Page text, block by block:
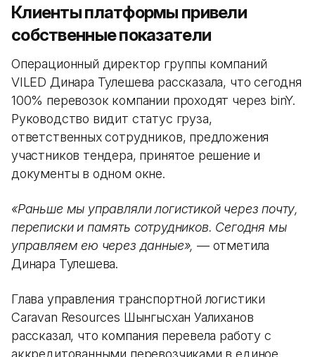
Клиенты платформы привели
собственные показатели
Операционный директор группы компаний
VILED Динара Тулешева рассказала, что сегодня
100% перевозок компании проходят через binY.
Руководство видит статус груза,
ответственных сотрудников, предложения
участников тендера, принятое решение и
документы в одном окне.
«Раньше мы управляли логистикой через почту,
переписки и память сотрудников. Сегодня мы
управляем ею через данные», — отметила
Динара Тулешева.
Глава управления транспортной логистики
Caravan Resources Шынгысхан Уалиханов
рассказал, что компания перевела работу с
аккредитованными перевозчиками в единое